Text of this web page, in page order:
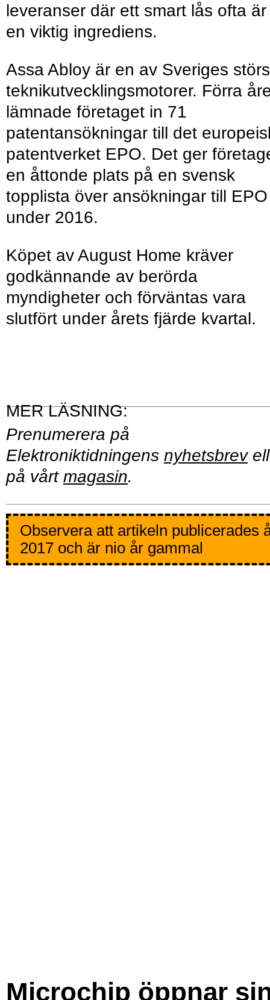
leveranser där ett smart lås ofta är
en viktig ingrediens.
Assa Abloy är en av Sveriges
teknikutvecklingsmotorer. Förra
lämnade företaget in 71
patentansökningar till det
patentverket EPO. Det ger
en åttonde plats på en svensk
topplista över ansökningar till EPO
under 2016.
Köpet av August Home kräver
godkännande av berörda
myndigheter och förväntas vara
slutfört under årets fjärde kvartal.
Prenumerera på
Elektroniktidningens nyhetsbrev
på vårt magasin.
Observera att artikeln publicerades
2017 och är nio år gammal
Microchip öppnar